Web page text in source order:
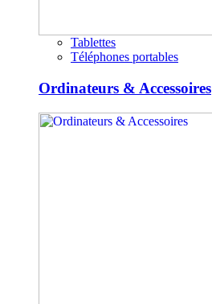
Tablettes
Téléphones portables
Ordinateurs & Accessoires